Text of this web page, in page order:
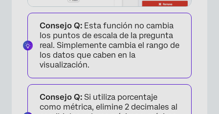
×
Consejo Q: Esta función no cambia
los puntos de escala de la pregunta
real. Simplemente cambia el rango de
los datos que caben en la
visualización.
Consejo Q: Si utiliza porcentaje
como métrica, elimine 2 decimales al